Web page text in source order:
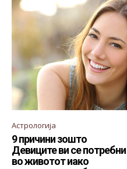
Астрологија
9 причини зошто
Девиците ви се потребни
во животот иако